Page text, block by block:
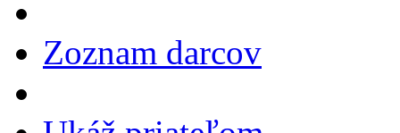
Zoznam darcov